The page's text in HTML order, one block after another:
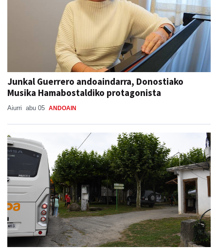
Junkal Guerrero andoaindarra, Donostiako
Musika Hamabostaldiko protagonista
Aiurri abu 05 ANDOAIN